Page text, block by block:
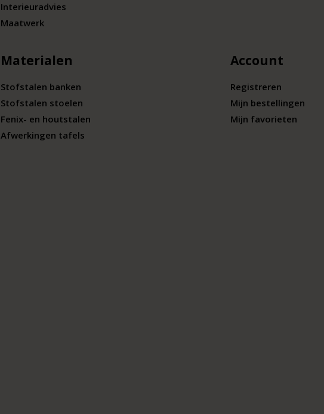
Interieuradvies
Maatwerk
Materialen
Stofstalen banken
Stofstalen stoelen
Fenix- en houtstalen
Afwerkingen tafels
Account
Registreren
Mijn bestellingen
Mijn favorieten